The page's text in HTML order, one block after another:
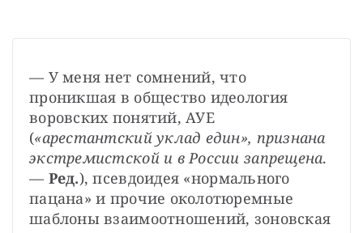
— У меня нет сомнений, что
проникшая в общество идеология
воровских понятий, АУЕ
(«арестантский уклад един», признана
экстремистской и в России запрещена.
— Ред.), псевдоидея «нормального
пацана» и прочие околотюремные
шаблоны взаимоотношений, зоновская